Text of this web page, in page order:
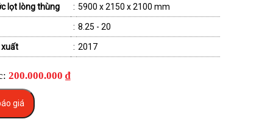
lọt lòng thùng : 5900 x 2150 x 2100 mm
: 8.25 - 20
xuất : 2017
200.000.000 ₫
giá